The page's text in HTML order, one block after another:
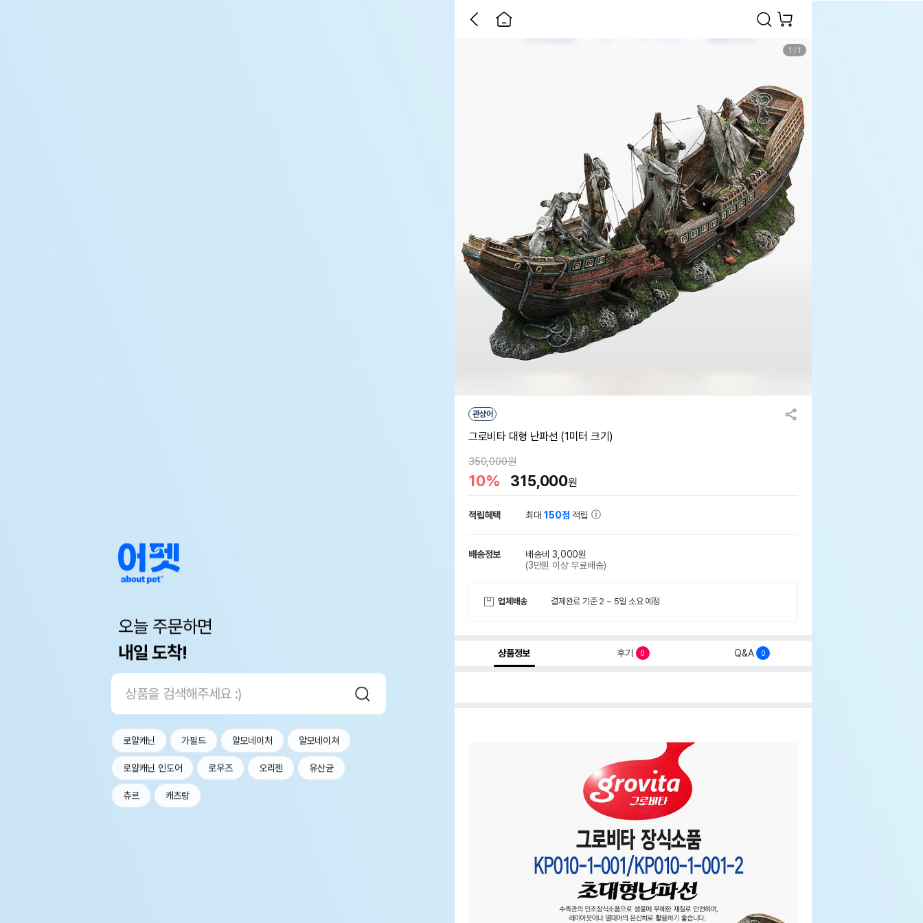
오늘 주문하면
내일 도착!
로얄캐닌 가필드 알모네이처 알모네이쳐
로얄캐닌 인도어 로우즈 오리젠 유산균
츄르 캐츠랑
1 / 1
관상어
그로비타 대형 난파선 (1미터 크기)
350,000원
10% 315,000원
적립혜택 최대150점 적립
배송정보
배송비 3,000원
(3만원 이상 무료배송)
업체배송 결제완료 기준 2 ~ 5일 소요 예정
상품정보 후기 0 Q&A 0